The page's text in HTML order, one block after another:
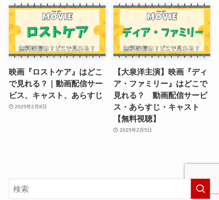
映画『ロストケア』はどこ
で見れる？｜動画配信サー
ビス、キャスト、あらすじ
2025年2月8日
【大泉洋主演】映画『ディ
ア・ファミリー』はどこで
見れる？ 動画配信サービ
ス・あらすじ・キャスト
【無料視聴】
2025年2月5日